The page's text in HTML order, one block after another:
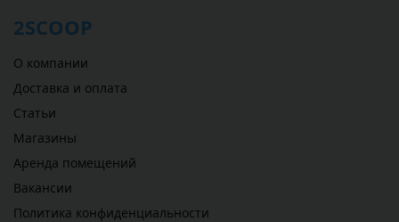
2SCOOP
О компании
Доставка и оплата
Статьи
Магазины
Аренда помещений
Вакансии
Политика конфиденциальности